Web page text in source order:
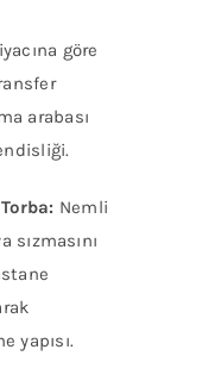
göre
arabası
Nemli
sızmasını
yapısı.